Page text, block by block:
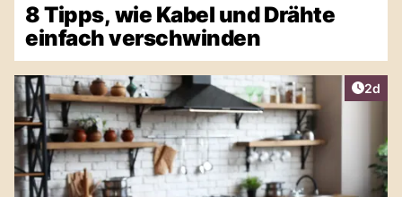
8 Tipps, wie Kabel und Drähte
einfach verschwinden
2d